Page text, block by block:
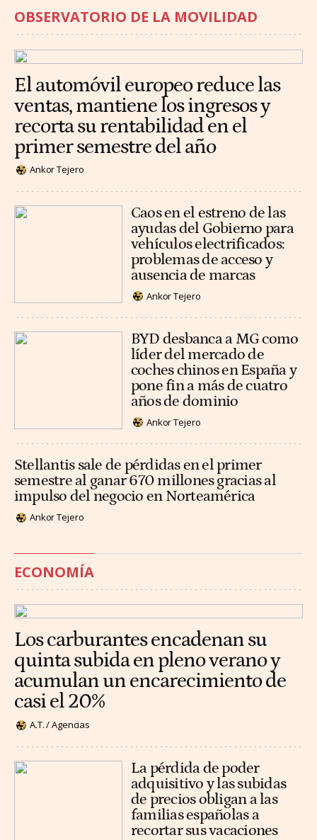
OBSERVATORIO DE LA MOVILIDAD
El automóvil europeo reduce las
ventas, mantiene los ingresos y
recorta su rentabilidad en el
primer semestre del año
Ankor Tejero
Caos en el estreno de las
ayudas del Gobierno para
vehículos electrificados:
problemas de acceso y
ausencia de marcas
Ankor Tejero
BYD desbanca a MG como
líder del mercado de
coches chinos en España y
pone fin a más de cuatro
años de dominio
Ankor Tejero
Stellantis sale de pérdidas en el primer
semestre al ganar 670 millones gracias al
impulso del negocio en Norteamérica
Ankor Tejero
ECONOMÍA
Los carburantes encadenan su
quinta subida en pleno verano y
acumulan un encarecimiento de
casi el 20%
A.T. / Agencias
La pérdida de poder
adquisitivo y las subidas
de precios obligan a las
familias españolas a
recortar sus vacaciones